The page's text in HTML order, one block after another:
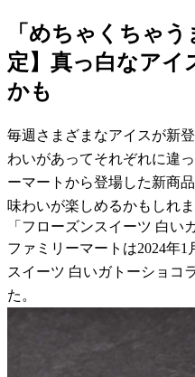
「めちゃくちゃ
定】真っ白なアイ
かも
毎週さまざまなアイスが新
わいがあってそれぞれに違
ーマートから登場した新商
味わいが楽しめるかもしれ
「フローズンスイーツ 白い
ファミリーマートは2024年
スイーツ 白いガトーショコ
た。